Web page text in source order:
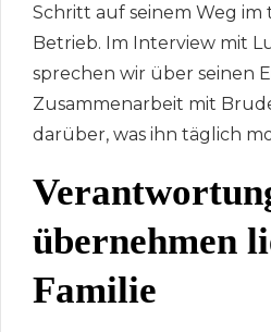
Schritt auf seinem Weg im
Betrieb. Im Interview mit
sprechen wir über seinen
Zusammenarbeit mit
darüber, was ihn täglich
übernehmen
Familie